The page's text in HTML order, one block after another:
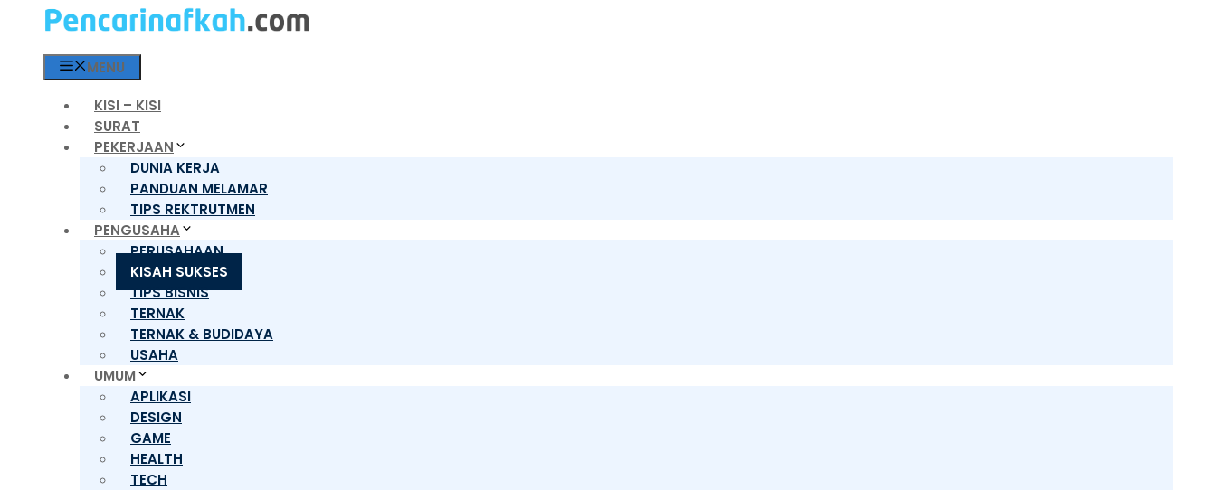
MENU
KISI – KISI
SURAT
PEKERJAAN
DUNIA KERJA
PANDUAN MELAMAR
TIPS REKTRUTMEN
PENGUSAHA
PERUSAHAAN
KISAH SUKSES
TIPS BISNIS
TERNAK
TERNAK & BUDIDAYA
USAHA
UMUM
APLIKASI
DESIGN
GAME
HEALTH
TECH